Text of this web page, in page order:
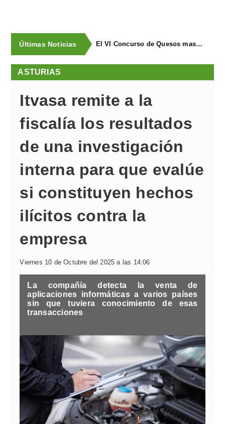
Últimas Noticias El VI Concurso de Quesos masymas buscael mejor queso artesano de España
ASTURIAS
Itvasa remite a la
fiscalía los resultados
de una investigación
interna para que evalúe
si constituyen hechos
ilícitos contra la
empresa
Viernes 10 de Octubre del 2025 a las 14:06
La compañía detecta la venta de
aplicaciones informáticas a varios países
sin que tuviera conocimiento de esas
transacciones